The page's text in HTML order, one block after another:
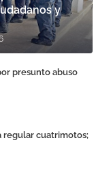
y
presunto abuso
regular cuatrimotos;